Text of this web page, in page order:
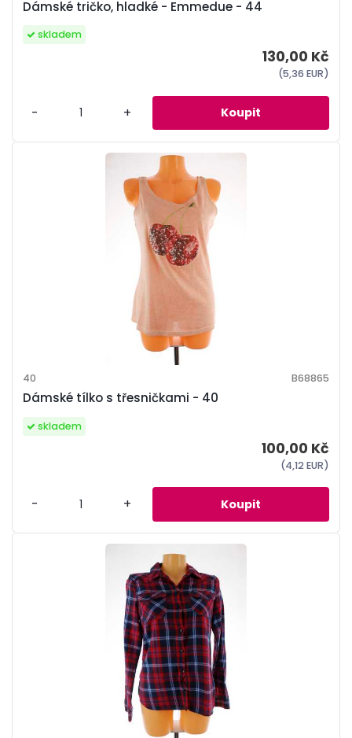
Dámské tričko, hladké - Emmedue - 44
130,00 Kč
(5,36 EUR)
skladem
- +
Dámské tílko s třesničkami - 40
40 B68865
100,00 Kč
(4,12 EUR)
skladem
- +